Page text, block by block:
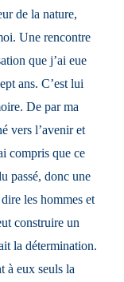
de la nature,
Une rencontre
que j’ai eue
ans. C’est lui
De par ma
vers l’avenir et
compris que ce
passé, donc une
les hommes et
construire un
la détermination.
à eux seuls la